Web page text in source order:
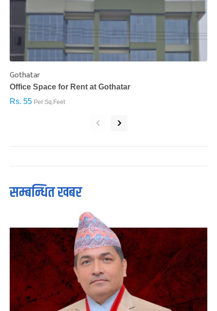
Gothatar
Office Space for Rent at Gothatar
Rs. 55 Per Sq.Feet
‹ ›
सम्बन्धित खबर